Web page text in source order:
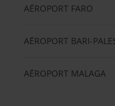
AÉROPORT FARO
AÉROPORT BARI-
AÉROPORT MALAGA